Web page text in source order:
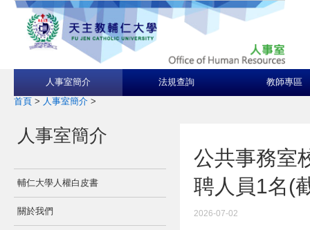
人事室簡介 法規查詢 教師專區
首頁 > 人事室簡介 >
人事室簡介
輔仁大學人權白皮書
關於我們
公共事務室
聘人員1名(
2026-07-02